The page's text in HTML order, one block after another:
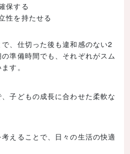
保する
性を持たせる
、仕切った後も違和感のない2
準備時間でも、それぞれがスム
す。
子どもの成長に合わせた柔軟な
えることで、日々の生活の快適